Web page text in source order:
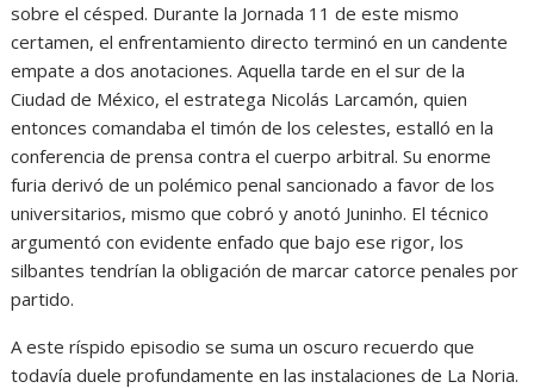
sobre el césped. Durante la Jornada 11 de este mismo
certamen, el enfrentamiento directo terminó en un candente
empate a dos anotaciones. Aquella tarde en el sur de la
Ciudad de México, el estratega Nicolás Larcamón, quien
entonces comandaba el timón de los celestes, estalló en la
conferencia de prensa contra el cuerpo arbitral. Su enorme
furia derivó de un polémico penal sancionado a favor de los
universitarios, mismo que cobró y anotó Juninho. El técnico
argumentó con evidente enfado que bajo ese rigor, los
silbantes tendrían la obligación de marcar catorce penales por
partido.
A este ríspido episodio se suma un oscuro recuerdo que
todavía duele profundamente en las instalaciones de La Noria.